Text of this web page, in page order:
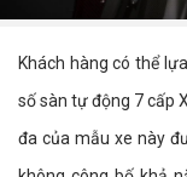
Khách hàng có thể
số sàn tự động 7 cấp
đa của mẫu xe này